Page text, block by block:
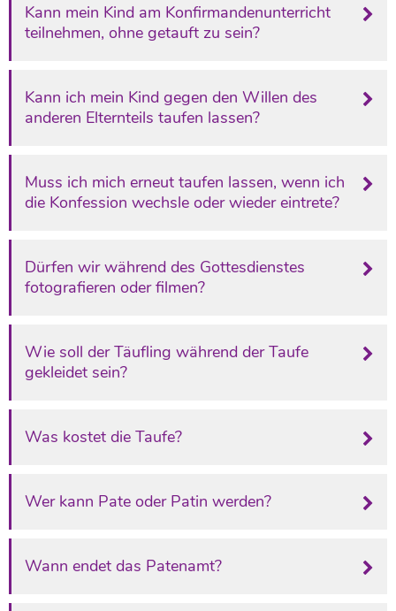
Kann mein Kind am Konfirmandenunterricht
teilnehmen, ohne getauft zu sein?
Kann ich mein Kind gegen den Willen des
anderen Elternteils taufen lassen?
Muss ich mich erneut taufen lassen, wenn ich
die Konfession wechsle oder wieder eintrete?
Dürfen wir während des Gottesdienstes
fotografieren oder filmen?
Wie soll der Täufling während der Taufe
gekleidet sein?
Was kostet die Taufe?
Wer kann Pate oder Patin werden?
Wann endet das Patenamt?